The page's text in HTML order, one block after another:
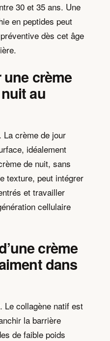
30 et 35 ans. Une
en peptides peut
dès cet âge
crème
au
La crème de jour
idéalement
de nuit, sans
texture, peut intégrer
et travailler
cellulaire
crème
dans
Le collagène natif est
la barrière
de faible poids